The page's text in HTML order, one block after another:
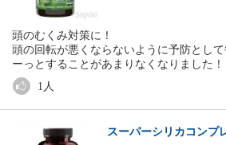
頭のむくみ対策に！
頭の回転が悪くならないように予防とし
ーっとすることがあまりなくなりました！
1 人
スーパーシリカコンプ